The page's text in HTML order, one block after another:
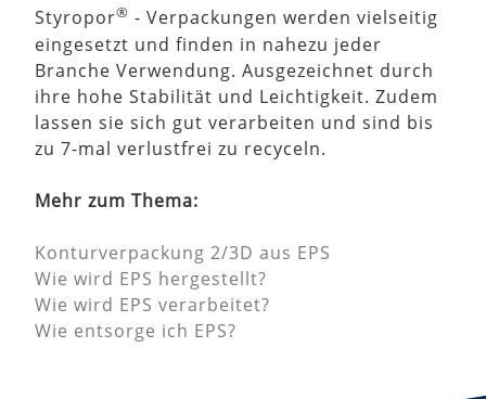
Styropor® - Verpackungen werden vielseitig
eingesetzt und finden in nahezu jeder
Branche Verwendung. Ausgezeichnet durch
ihre hohe Stabilität und Leichtigkeit. Zudem
lassen sie sich gut verarbeiten und sind bis
zu 7-mal verlustfrei zu recyceln.
Mehr zum Thema:
Konturverpackung 2/3D aus EPS
Wie wird EPS hergestellt?
Wie wird EPS verarbeitet?
Wie entsorge ich EPS?